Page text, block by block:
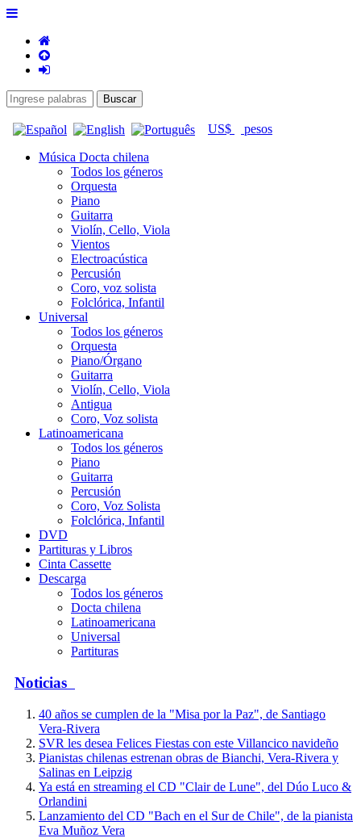
US$ pesos
Música Docta chilena
Todos los géneros
Orquesta
Piano
Guitarra
Violín, Cello, Viola
Vientos
Electroacústica
Percusión
Coro, voz solista
Folclórica, Infantil
Universal
Todos los géneros
Orquesta
Piano/Órgano
Guitarra
Violín, Cello, Viola
Antigua
Coro, Voz solista
Latinoamericana
Todos los géneros
Piano
Guitarra
Percusión
Coro, Voz Solista
Folclórica, Infantil
DVD
Partituras y Libros
Cinta Cassette
Descarga
Todos los géneros
Docta chilena
Latinoamericana
Universal
Partituras
Noticias
40 años se cumplen de la "Misa por la Paz", de Santiago
Vera-Rivera
SVR les desea Felices Fiestas con este Villancico navideño
Pianistas chilenas estrenan obras de Bianchi, Vera-Rivera y
Salinas en Leipzig
Ya está en streaming el CD "Clair de Lune", del Dúo Luco &
Orlandini
Lanzamiento del CD "Bach en el Sur de Chile", de la pianista
Eva Muñoz Vera